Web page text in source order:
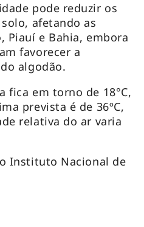
pode reduzir os
afetando as
Piauí e Bahia, embora
favorecer a
algodão.
fica em torno de 18°C,
prevista é de 36ºC,
relativa do ar varia
Instituto Nacional de